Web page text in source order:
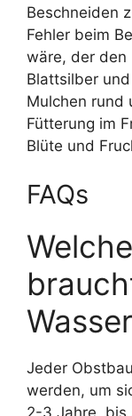
Beschneiden
Fehler beim
wäre, der den
Blattsilber
Mulchen rund
Fütterung im
Blüte und
FAQs
Jeder
werden, um